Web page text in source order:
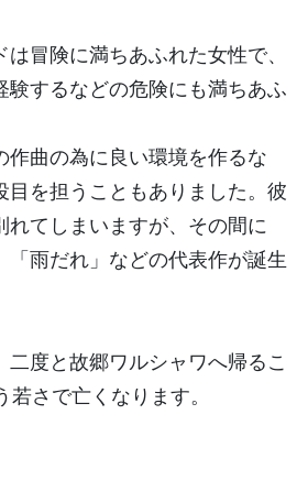
冒険に満ちあふれた女性で、
験するなどの危険にも満ちあふ
作曲の為に良い環境を作るな
目を担うこともありました。彼
れてしまいますが、その間に
「雨だれ」などの代表作が誕生
度と故郷ワルシャワへ帰るこ
さで亡くなります。